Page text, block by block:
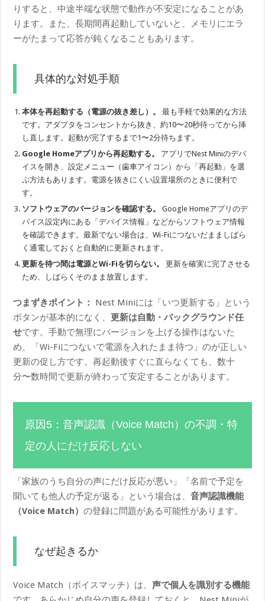
りすると、中途半端な状態で動作が不安定になることがあ
ります。また、長期間再起動していないと、メモリにエラ
ーがたまって応答が鈍くなることもあります。
具体的な対処手順
本体を再起動する（電源の抜き差し）。
最も手軽で効果的な方法
です。アダプタをコンセントから抜き、約10〜20秒待ってから挿
し直します。起動が完了するまで1〜2分待ちます。
Google Homeアプリから再起動する。
アプリでNest Miniのデバ
イスを開き、設定メニュー（歯車アイコン）から「再起動」を選
ぶ方法もあります。電源を抜きにくい設置場所のときに便利で
す。
ソフトウェアのバージョンを確認する。
Google Homeアプリのデ
バイス設定内にある「デバイス情報」などからソフトウェア情報
を確認できます。最新でない場合は、Wi-Fiにつないだまましばら
く通電しておくと自動的に更新されます。
更新を待つ間は電源とWi-Fiを切らない。
更新を確実に完了させる
ため、しばらくそのまま放置します。
つまずきポイント：
Nest Miniには「いつ更新する」という
ボタンが基本的になく、更新は自動・バックグラウンド任
せです。手動で無理にバージョンを上げる操作はないた
め、「Wi-Fiにつないで電源を入れたまま待つ」のが正しい
更新の促し方です。再起動後すぐに直らなくても、数十
分〜数時間で更新が終わって安定することがあります。
原因5：音声認識（Voice Match）の不調・特
定の人にだけ反応しない
「家族のうち自分の声にだけ反応が悪い」「名前で予定を
聞いても他人の予定が返る」という場合は、音声認識機能
（Voice Match）の登録に問題がある可能性があります。
なぜ起きるか
Voice Match（ボイスマッチ）は、声で個人を識別する機能